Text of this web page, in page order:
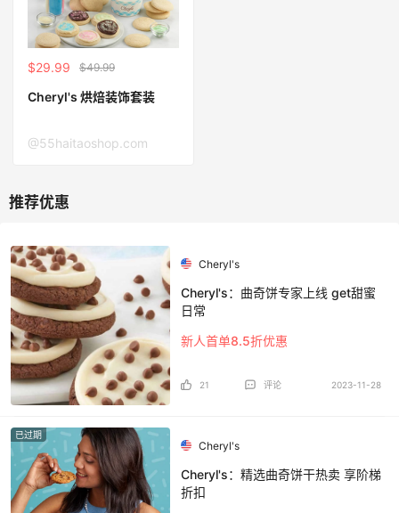
$29.99 $49.99
Cheryl's 烘焙装饰套装
@55haitaoshop.com
Cheryl's
Cheryl's：曲奇饼专家上线 get甜蜜
日常
新人首单8.5折优惠
21 评论 2023-11-28
已过期
Cheryl's
Cheryl's：精选曲奇饼干热卖 享阶梯
折扣